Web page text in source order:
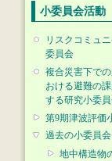
小委員会活動
リスクコミュ
委員会
複合災害下で
おける避難の
する研究小委
第9期津波評価
過去の小委員
地中構造物